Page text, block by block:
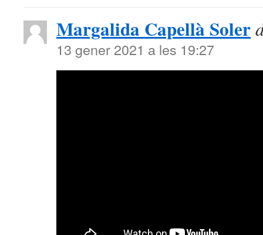
Margalida Capellà Soler
13 gener 2021 a les 19:27